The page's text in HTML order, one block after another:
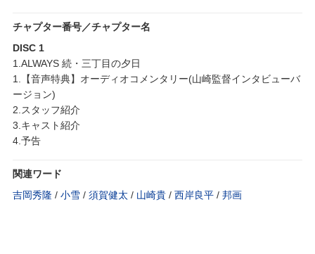
チャプター番号／チャプター名
DISC 1
1.ALWAYS 続・三丁目の夕日
1.【音声特典】オーディオコメンタリー(山崎監督インタビューバ
ージョン)
2.スタッフ紹介
3.キャスト紹介
4.予告
関連ワード
吉岡秀隆 / 小雪 / 須賀健太 / 山崎貴 / 西岸良平 / 邦画